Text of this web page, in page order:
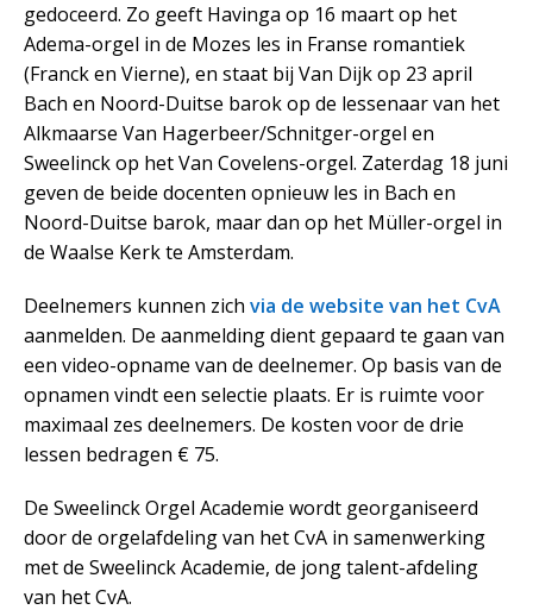
gedoceerd. Zo geeft Havinga op 16 maart op het
Adema-orgel in de Mozes les in Franse romantiek
(Franck en Vierne), en staat bij Van Dijk op 23 april
Bach en Noord-Duitse barok op de lessenaar van het
Alkmaarse Van Hagerbeer/Schnitger-orgel en
Sweelinck op het Van Covelens-orgel. Zaterdag 18 juni
geven de beide docenten opnieuw les in Bach en
Noord-Duitse barok, maar dan op het Müller-orgel in
de Waalse Kerk te Amsterdam.
Deelnemers kunnen zich via de website van het CvA
aanmelden. De aanmelding dient gepaard te gaan van
een video-opname van de deelnemer. Op basis van de
opnamen vindt een selectie plaats. Er is ruimte voor
maximaal zes deelnemers. De kosten voor de drie
lessen bedragen € 75.
De Sweelinck Orgel Academie wordt georganiseerd
door de orgelafdeling van het CvA in samenwerking
met de Sweelinck Academie, de jong talent-afdeling
van het CvA.